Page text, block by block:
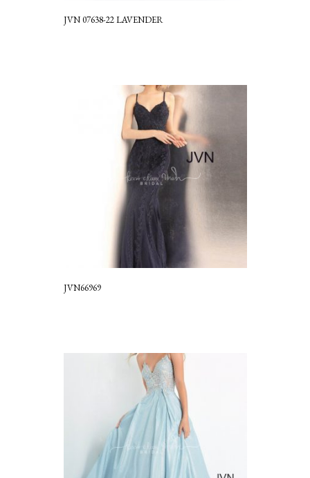
JVN 07638-22 LAVENDER
JVN66969